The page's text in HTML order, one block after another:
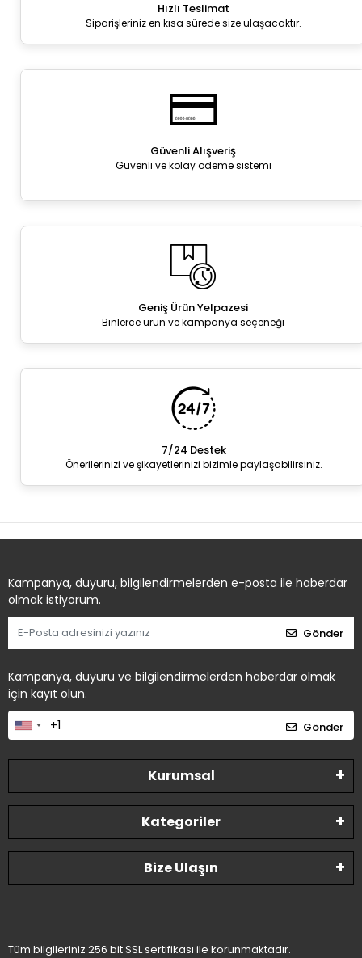
Hızlı Teslimat
Siparişleriniz en kısa sürede size ulaşacaktır.
Güvenli Alışveriş
Güvenli ve kolay ödeme sistemi
Geniş Ürün Yelpazesi
Binlerce ürün ve kampanya seçeneği
7/24 Destek
Önerilerinizi ve şikayetlerinizi bizimle paylaşabilirsiniz.
Kampanya, duyuru, bilgilendirmelerden e-posta ile haberdar
olmak istiyorum.
Gönder
Kampanya, duyuru ve bilgilendirmelerden haberdar olmak
için kayıt olun.
Gönder
Kurumsal
Kategoriler
Bize Ulaşın
Tüm bilgileriniz 256 bit SSL sertifikası ile korunmaktadır.